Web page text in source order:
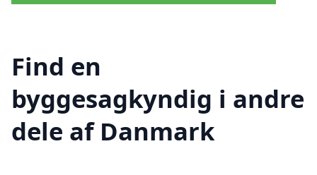
Find en
byggesagkyndig i andre
dele af Danmark